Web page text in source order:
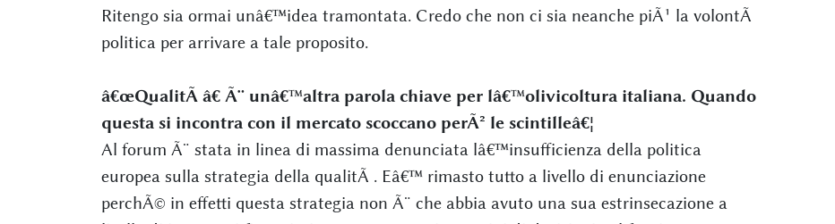
Ritengo sia ormai unâ€™idea tramontata. Credo che non ci sia neanche piÃ¹ la volontÃ
politica per arrivare a tale proposito.
â€œQualitÃ â€ Ã¨ unâ€™altra parola chiave per lâ€™olivicoltura italiana. Quando
questa si incontra con il mercato scoccano perÃ² le scintilleâ€¦
Al forum Ã¨ stata in linea di massima denunciata lâ€™insufficienza della politica
europea sulla strategia della qualitÃ . Eâ€™ rimasto tutto a livello di enunciazione
perchÃ© in effetti questa strategia non Ã¨ che abbia avuto una sua estrinsecazione a